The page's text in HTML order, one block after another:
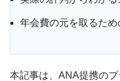
年会費の元を取るた
本記事は、ANA提携の